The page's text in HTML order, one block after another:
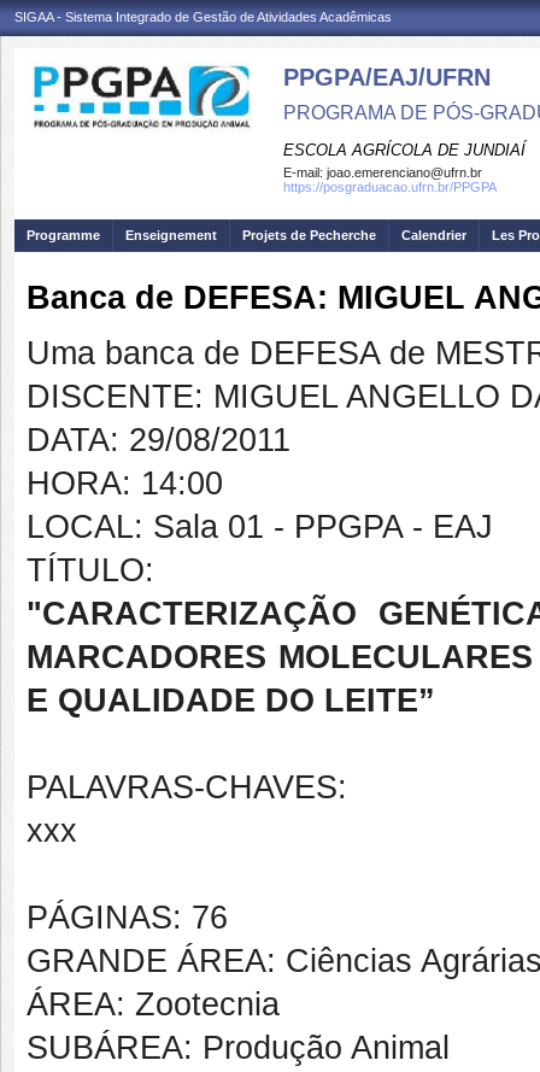
SIGAA - Sistema Integrado de Gestão de Atividades Acadêmicas
PPGPA/EAJ/UFRN
PROGRAMA DE PÓS-
ESCOLA AGRÍCOLA DE JUNDIAÍ
E-mail: joao.emerenciano@ufrn.br
https://posgraduacao.ufrn.br/PPGPA
Programme Enseignement Projets de Pecherche Calendrier Les
Banca de DEFESA: MIGUEL
Uma banca de DEFESA de
DISCENTE: MIGUEL ANGELLO
DATA: 29/08/2011
HORA: 14:00
LOCAL: Sala 01 - PPGPA - EAJ
TÍTULO:
"CARACTERIZAÇÃO
MARCADORES
E QUALIDADE DO LEITE”
PALAVRAS-CHAVES:
xxx
PÁGINAS: 76
GRANDE ÁREA: Ciências
ÁREA: Zootecnia
SUBÁREA: Produção Animal